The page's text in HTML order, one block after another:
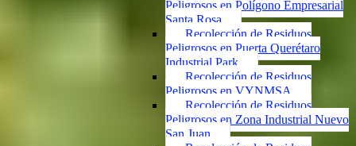
Peligrosos en Polígono Empresarial
Santa Rosa
Recolección de Residuos
Peligrosos en Puerta Querétaro
Industrial Park
Recolección de Residuos
Peligrosos en VYNMSA
Recolección de Residuos
Peligrosos en Zona Industrial Nuevo
San Juan